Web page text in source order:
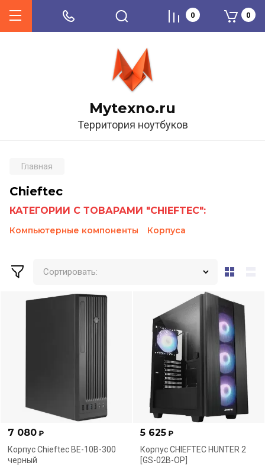
Mytexno.ru
Территория ноутбуков
0 0
Главная
Chieftec
КАТЕГОРИИ С ТОВАРАМИ "CHIEFTEC":
Компьютерные компоненты Корпуса
Сортировать:
7 080 ₽
Корпус Chieftec BE-10B-300
черный
5 625 ₽
Корпус CHIEFTEC HUNTER 2
[GS-02B-OP]